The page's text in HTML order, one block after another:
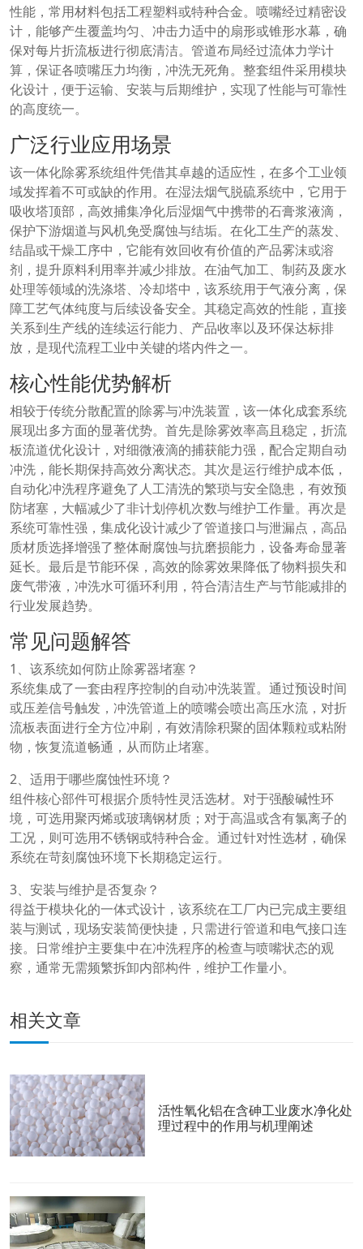
性能，常用材料包括工程塑料或特种合金。喷嘴经过精密设
计，能够产生覆盖均匀、冲击力适中的扇形或锥形水幕，确
保对每片折流板进行彻底清洁。管道布局经过流体力学计
算，保证各喷嘴压力均衡，冲洗无死角。整套组件采用模块
化设计，便于运输、安装与后期维护，实现了性能与可靠性
的高度统一。
广泛行业应用场景
该一体化除雾系统组件凭借其卓越的适应性，在多个工业领
域发挥着不可或缺的作用。在湿法烟气脱硫系统中，它用于
吸收塔顶部，高效捕集净化后湿烟气中携带的石膏浆液滴，
保护下游烟道与风机免受腐蚀与结垢。在化工生产的蒸发、
结晶或干燥工序中，它能有效回收有价值的产品雾沫或溶
剂，提升原料利用率并减少排放。在油气加工、制药及废水
处理等领域的洗涤塔、冷却塔中，该系统用于气液分离，保
障工艺气体纯度与后续设备安全。其稳定高效的性能，直接
关系到生产线的连续运行能力、产品收率以及环保达标排
放，是现代流程工业中关键的塔内件之一。
核心性能优势解析
相较于传统分散配置的除雾与冲洗装置，该一体化成套系统
展现出多方面的显著优势。首先是除雾效率高且稳定，折流
板流道优化设计，对细微液滴的捕获能力强，配合定期自动
冲洗，能长期保持高效分离状态。其次是运行维护成本低，
自动化冲洗程序避免了人工清洗的繁琐与安全隐患，有效预
防堵塞，大幅减少了非计划停机次数与维护工作量。再次是
系统可靠性强，集成化设计减少了管道接口与泄漏点，高品
质材质选择增强了整体耐腐蚀与抗磨损能力，设备寿命显著
延长。最后是节能环保，高效的除雾效果降低了物料损失和
废气带液，冲洗水可循环利用，符合清洁生产与节能减排的
行业发展趋势。
常见问题解答
1、该系统如何防止除雾器堵塞？
系统集成了一套由程序控制的自动冲洗装置。通过预设时间
或压差信号触发，冲洗管道上的喷嘴会喷出高压水流，对折
流板表面进行全方位冲刷，有效清除积聚的固体颗粒或粘附
物，恢复流道畅通，从而防止堵塞。
2、适用于哪些腐蚀性环境？
组件核心部件可根据介质特性灵活选材。对于强酸碱性环
境，可选用聚丙烯或玻璃钢材质；对于高温或含有氯离子的
工况，则可选用不锈钢或特种合金。通过针对性选材，确保
系统在苛刻腐蚀环境下长期稳定运行。
3、安装与维护是否复杂？
得益于模块化的一体式设计，该系统在工厂内已完成主要组
装与测试，现场安装简便快捷，只需进行管道和电气接口连
接。日常维护主要集中在冲洗程序的检查与喷嘴状态的观
察，通常无需频繁拆卸内部构件，维护工作量小。
相关文章
活性氧化铝在含砷工业废水净化处
理过程中的作用与机理阐述